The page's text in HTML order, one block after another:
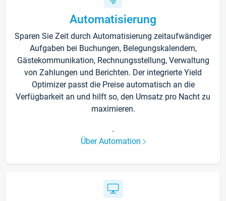
Automatisierung
Sparen Sie Zeit durch Automatisierung zeitaufwändiger
Aufgaben bei Buchungen, Belegungskalendern,
Gästekommunikation, Rechnungsstellung, Verwaltung
von Zahlungen und Berichten. Der integrierte Yield
Optimizer passt die Preise automatisch an die
Verfügbarkeit an und hilft so, den Umsatz pro Nacht zu
maximieren.
.
Über Automation